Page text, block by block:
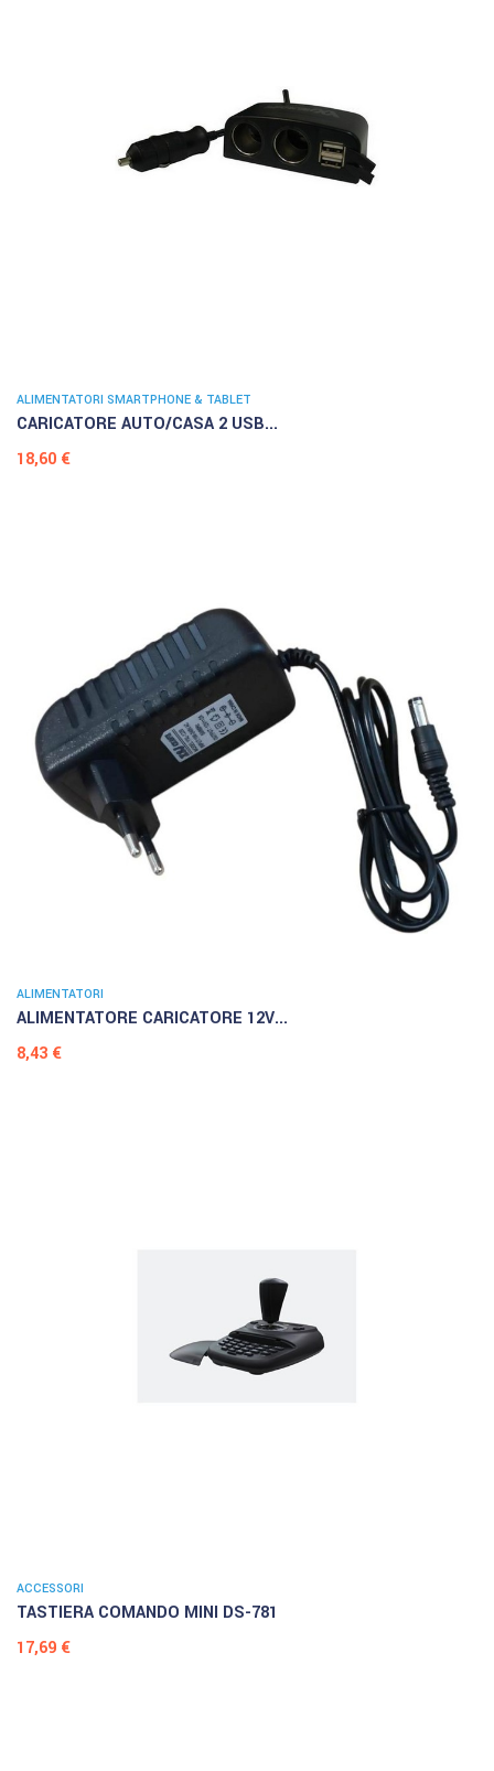
ALIMENTATORI SMARTPHONE & TABLET
CARICATORE AUTO/CASA 2 USB...
Prezzo
18,60 €
ALIMENTATORI
ALIMENTATORE CARICATORE 12V...
Prezzo
8,43 €
ACCESSORI
TASTIERA COMANDO MINI DS-781
Prezzo
17,69 €